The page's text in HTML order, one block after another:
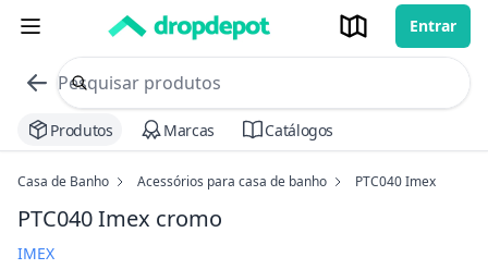
Entrar
commerce search no header
Procurar
Produtos Marcas Catálogos
Casa de Banho Acessórios para casa de banho PTC040 Imex
PTC040 Imex cromo
IMEX